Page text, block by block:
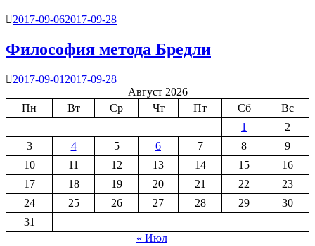
2017-09-062017-09-28
Философия метода Бредли
2017-09-01 2017-09-28
Август 2026
Пн
Вт Ср Чт Пт Сб
Вс
1
2
3
4 5 6 7 8
9
10
11 12 13 14 15
16
17
18 19 20 21 22
23
24
25 26 27 28 29
30
31
« Июл